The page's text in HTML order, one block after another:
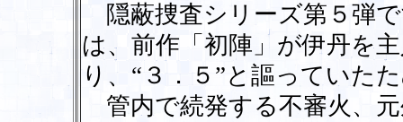
隠蔽捜査シリーズ第５弾
は、前作「初陣」が伊丹を
り、“３．５”と謳っていた
管内で続発する不審火、